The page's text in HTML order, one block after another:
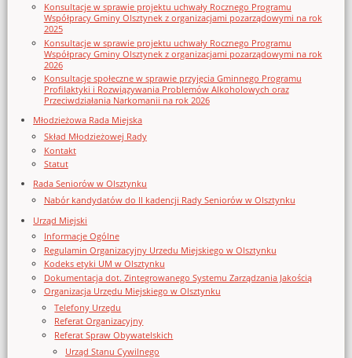
Konsultacje w sprawie projektu uchwały Rocznego Programu
Współpracy Gminy Olsztynek z organizacjami pozarządowymi na rok
2025
Konsultacje w sprawie projektu uchwały Rocznego Programu
Współpracy Gminy Olsztynek z organizacjami pozarządowymi na rok
2026
Konsultacje społeczne w sprawie przyjęcia Gminnego Programu
Profilaktyki i Rozwiązywania Problemów Alkoholowych oraz
Przeciwdziałania Narkomanii na rok 2026
Młodzieżowa Rada Miejska
Skład Młodzieżowej Rady
Kontakt
Statut
Rada Seniorów w Olsztynku
Nabór kandydatów do II kadencji Rady Seniorów w Olsztynku
Urząd Miejski
Informacje Ogólne
Regulamin Organizacyjny Urzedu Miejskiego w Olsztynku
Kodeks etyki UM w Olsztynku
Dokumentacja dot. Zintegrowanego Systemu Zarządzania Jakością
Organizacja Urzędu Miejskiego w Olsztynku
Telefony Urzędu
Referat Organizacyjny
Referat Spraw Obywatelskich
Urząd Stanu Cywilnego